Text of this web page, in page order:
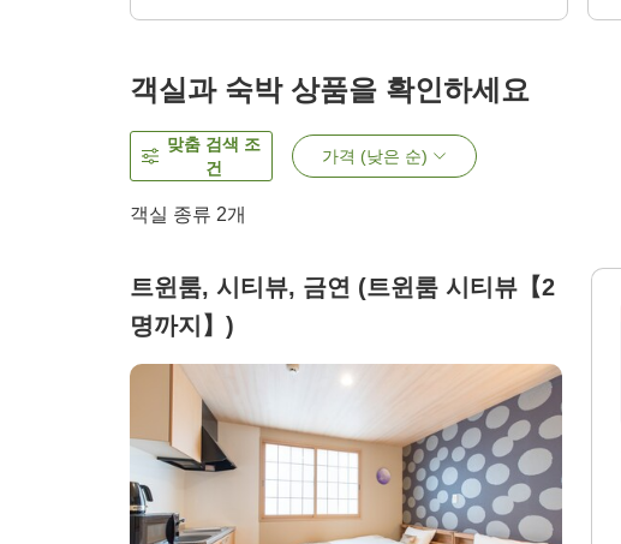
객실과 숙박 상품을 확인하세요
맞춤 검색 조
건
가격 (낮은 순)
객실 종류 2개
트윈룸, 시티뷰, 금연 (트윈룸 시티뷰【2
명까지】)